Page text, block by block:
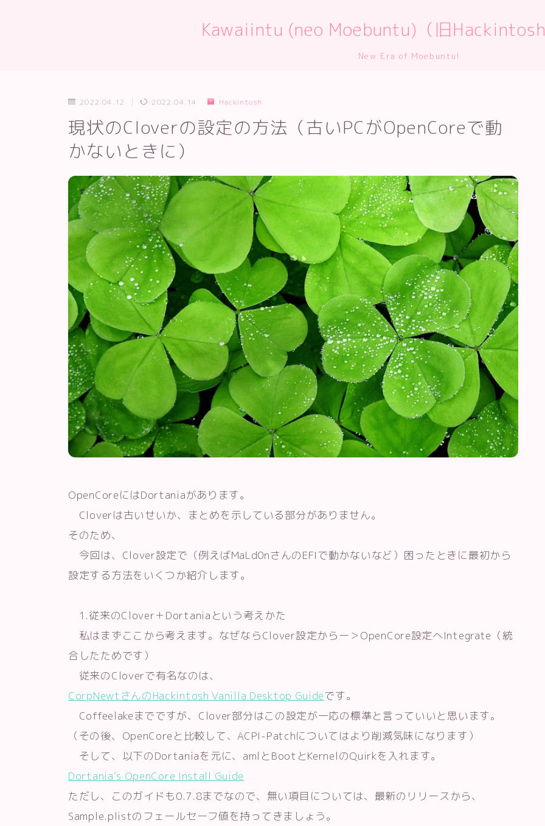
Kawaiintu (neo Moebuntu)（旧
New Era of Moebuntu!
2022.04.12 2022.04.14 Hackintosh
現状のCloverの設定の方法（古いPCがOpenCoreで動
かないときに）
OpenCoreにはDortaniaがあります。
Cloverは古いせいか、まとめを示している部分がありません。
そのため、
今回は、Clover設定で（例えばMaLd0nさんのEFIで動かないなど）困ったときに最初から
設定する方法をいくつか紹介します。
1.従来のClover＋Dortaniaという考えかた
私はまずここから考えます。なぜならClover設定からー＞OpenCore設定へIntegrate（統
合したためです）
従来のCloverで有名なのは、
CorpNewtさんのHackintosh Vanilla Desktop Guideです。
Coffeelakeまでですが、Clover部分はこの設定が一応の標準と言っていいと思います。
（その後、OpenCoreと比較して、ACPI-Patchについてはより削減気味になります）
そして、以下のDortaniaを元に、amlとBootとKernelのQuirkを入れます。
Dortania’s OpenCore Install Guide
ただし、このガイドも0.7.8までなので、無い項目については、最新のリリースから、
Sample.plistのフェールセーフ値を持ってきましょう。